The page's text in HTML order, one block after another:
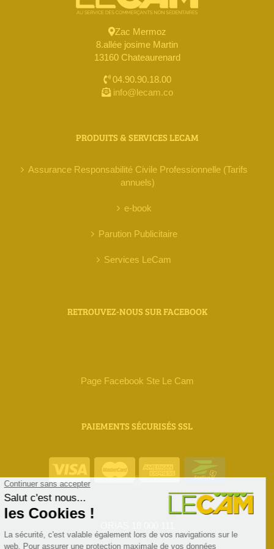
Zac Mermoz
8.allée josime Martin
13160 Chateaurenard
04.90.90.18.00
info@lecam.co
PRODUITS & SERVICES LECAM
Assurance Responsabilité Civile Professionnelle (Tarifs
annuels)
e-book
Parution Publicitaire
Services LeCam
RETROUVEZ-NOUS SUR FACEBOOK
Page Facebook Ste Le Cam
PAIEMENTS SÉCURISÉS SSL